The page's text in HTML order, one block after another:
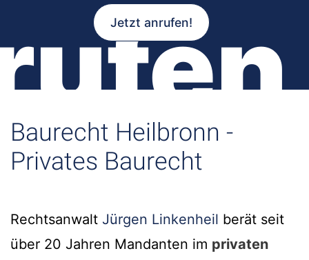
Jetzt anrufen!
Baurecht Heilbronn -
Privates Baurecht
Rechtsanwalt Jürgen Linkenheil berät seit
über 20 Jahren Mandanten im privaten